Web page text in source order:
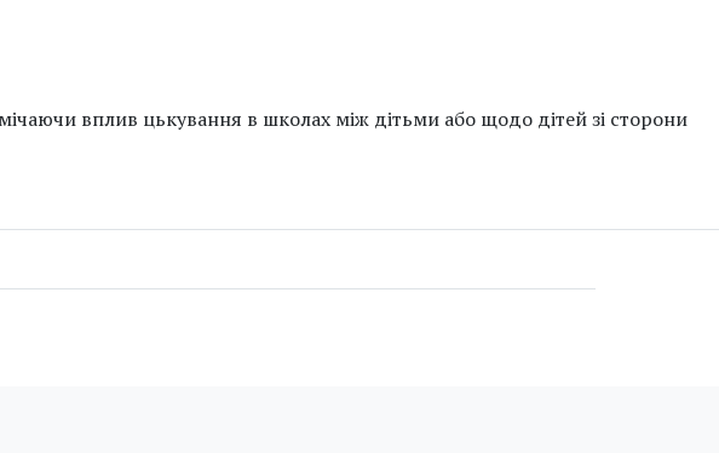
вплив цькування в школах між дітьми або щодо дітей зі сторони